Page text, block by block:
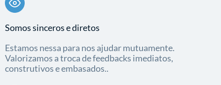
Somos sinceros e diretos
Estamos nessa para nos ajudar mutuamente.
Valorizamos a troca de feedbacks imediatos,
construtivos e embasados..